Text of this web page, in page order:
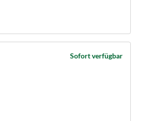
Sofort verfügbar